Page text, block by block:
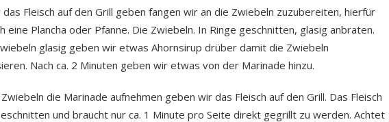
Fleisch auf den Grill geben fangen wir an die Zwiebeln zuzubereiten, hierfür
eine Plancha oder Pfanne. Die Zwiebeln. In Ringe geschnitten, glasig anbraten.
glasig geben wir etwas Ahornsirup drüber damit die Zwiebeln
Nach ca. 2 Minuten geben wir etwas von der Marinade hinzu.
die Marinade aufnehmen geben wir das Fleisch auf den Grill. Das Fleisch
und braucht nur ca. 1 Minute pro Seite direkt gegrillt zu werden. Achtet